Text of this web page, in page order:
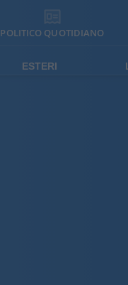
POLITICO QUOTIDIANO
ESTERI